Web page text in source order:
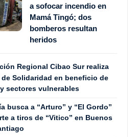
a sofocar incendio en
Mamá Tingó; dos
bomberos resultan
heridos
Regional Cibao Sur realiza
Solidaridad en beneficio de
sectores vulnerables
busca a “Arturo” y “El Gordo”
a tiros de “Vitico” en Buenos